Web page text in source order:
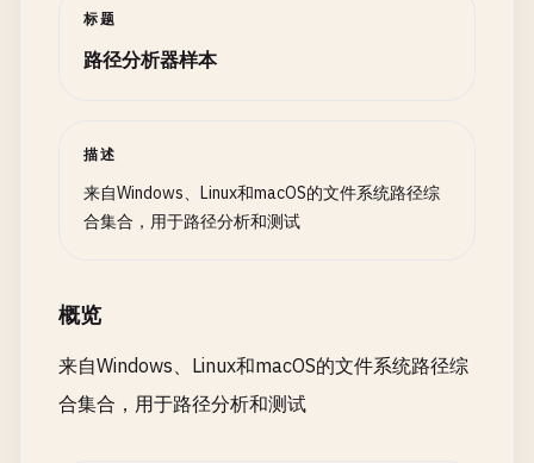
标题
路径分析器样本
描述
来自Windows、Linux和macOS的文件系统路径综
合集合，用于路径分析和测试
概览
来自Windows、Linux和macOS的文件系统路径综
合集合，用于路径分析和测试